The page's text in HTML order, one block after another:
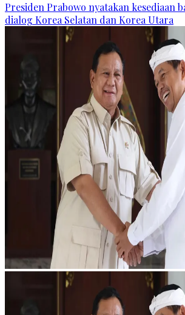
Presiden Prabowo nyatakan kesediaan
dialog Korea Selatan dan Korea Utara